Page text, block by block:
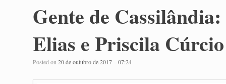
Gente de
Elias e Priscila Cúrcio
Posted on 20 de outubro de 2017 – 07:24